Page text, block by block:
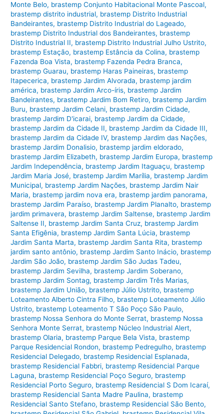
Monte Belo, brastemp Conjunto Habitacional Monte Pascoal,
brastemp distrito industrial, brastemp Distrito Industrial
Bandeirantes, brastemp Distrito Industrial do Lageado,
brastemp Distrito Industrial dos Bandeirantes, brastemp
Distrito Industrial II, brastemp Distrito Industrial Julho Ustrito,
brastemp Estação, brastemp Estância da Colina, brastemp
Fazenda Boa Vista, brastemp Fazenda Pedra Branca,
brastemp Guarau, brastemp Haras Paineiras, brastemp
Itapecerica, brastemp Jardim Alvorada, brastemp jardim
américa, brastemp Jardim Arco-íris, brastemp Jardim
Bandeirantes, brastemp Jardim Bom Retiro, brastemp Jardim
Buru, brastemp Jardim Celani, brastemp Jardim Cidade,
brastemp Jardim D'icarai, brastemp Jardim da Cidade,
brastemp Jardim da Cidade II, brastemp Jardim da Cidade III,
brastemp Jardim da Cidade IV, brastemp Jardim das Nações,
brastemp Jardim Donalisio, brastemp jardim eldorado,
brastemp Jardim Elizabeth, brastemp Jardim Europa, brastemp
Jardim Independência, brastemp Jardim Itaguaçu, brastemp
Jardim Maria José, brastemp Jardim Marília, brastemp Jardim
Municipal, brastemp Jardim Nações, brastemp Jardim Nair
Maria, brastemp jardim nova era, brastemp jardim panorama,
brastemp Jardim Paraíso, brastemp Jardim Planalto, brastemp
jardim primavera, brastemp Jardim Saltense, brastemp Jardim
Saltense II, brastemp Jardim Santa Cruz, brastemp Jardim
Santa Efigênia, brastemp Jardim Santa Lúcia, brastemp
Jardim Santa Marta, brastemp Jardim Santa Rita, brastemp
jardim santo antônio, brastemp Jardim Santo Inácio, brastemp
Jardim São João, brastemp Jardim São Judas Tadeu,
brastemp Jardim Sevilha, brastemp Jardim Soberano,
brastemp Jardim Sontag, brastemp Jardim Três Marias,
brastemp Jardim União, brastemp Júlio Ustrito, brastemp
Loteamento Alberto Cintra Filho, brastemp Loteamento Júlio
Ustrito, brastemp Loteamento T São Poço São Paulo,
brastemp Nossa Senhora do Monte Serrat, brastemp Nossa
Senhora Monte Serrat, brastemp Núcleo Industrial Alert,
brastemp Olaria, brastemp Parque Bela Vista, brastemp
Parque Residencial Rondon, brastemp Pedregulho, brastemp
Residencial Delegado, brastemp Residencial Esplanada,
brastemp Residencial Fabbri, brastemp Residencial Parque
Laguna, brastemp Residencial Poço Seguro, brastemp
Residencial Porto Seguro, brastemp Residencial S Dom Icaraí,
brastemp Residencial Santa Madre Paulina, brastemp
Residencial Santo Stefano, brastemp Residencial São Bento,